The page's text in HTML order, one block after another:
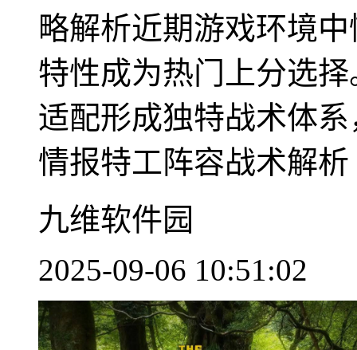
略解析近期游戏环境
特性成为热门上分选
适配形成独特战术体
情报特工阵容战术解析
九维软件园
2025-09-06 10:51:02